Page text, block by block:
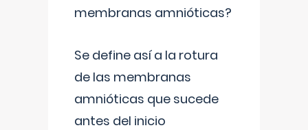
membranas amnióticas?
Se define así a la rotura
de las membranas
amnióticas que sucede
antes del inicio